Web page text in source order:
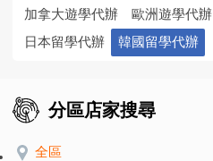
加拿大遊學代辦
歐洲遊學代辦
日本留學代辦
韓國留學代辦
分區店家搜尋
全區